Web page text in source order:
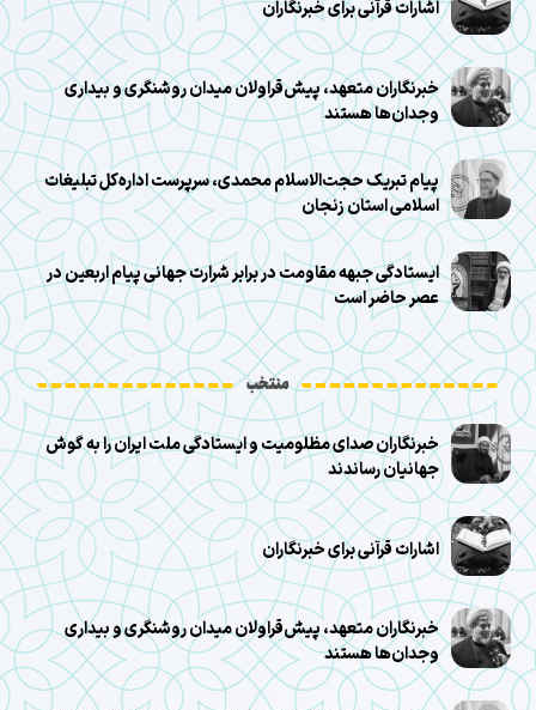
اشارات قرآنی برای خبرنگاران
خبرنگاران متعهد، پیش‌قراولان میدان روشنگری و بیداری
وجدان‌ها هستند
پیام تبریک حجت‌الاسلام محمدی، سرپرست اداره‌کل تبلیغات
اسلامی استان زنجان
ایستادگی جبهه مقاومت در برابر شرارت جهانی پیام اربعین در
عصر حاضر است
منتخب
خبرنگاران صدای مظلومیت و ایستادگی ملت ایران را به گوش
جهانیان رساندند
اشارات قرآنی برای خبرنگاران
خبرنگاران متعهد، پیش‌قراولان میدان روشنگری و بیداری
وجدان‌ها هستند